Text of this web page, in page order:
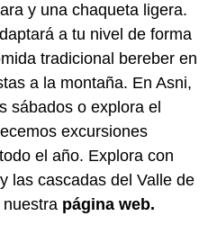
y una chaqueta ligera.
a tu nivel de forma
tradicional bereber en
a la montaña. En Asni,
sábados o explora el
excursiones
el año. Explora con
las cascadas del Valle de
página web.